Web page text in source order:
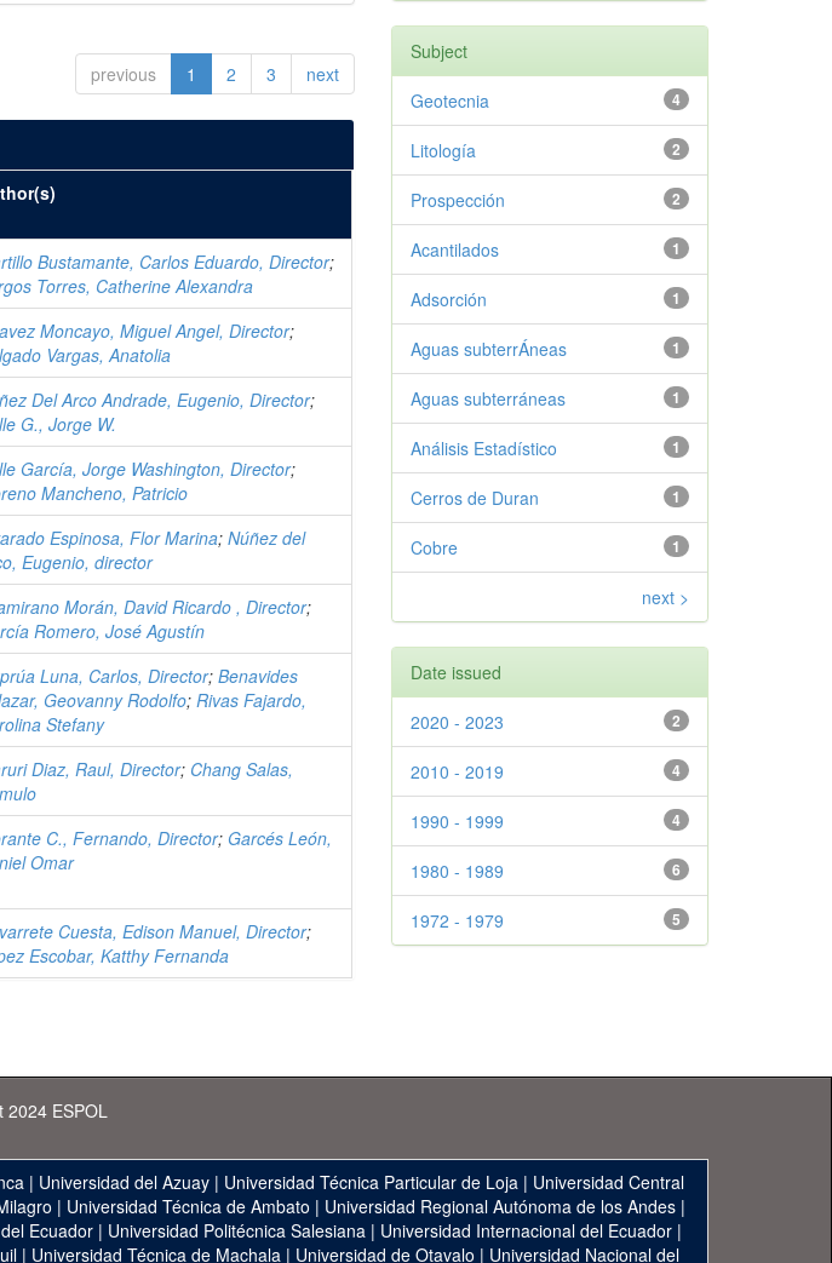
previous 1 2 3 next
Bustamante, Carlos Eduardo, Director;
Torres, Catherine Alexandra
Moncayo, Miguel Angel, Director;
Vargas, Anatolia
Del Arco Andrade, Eugenio, Director;
G., Jorge W.
García, Jorge Washington, Director;
Mancheno, Patricio
Espinosa, Flor Marina;Núñez del
Eugenio, director
Morán, David Ricardo , Director;
Romero, José Agustín
Luna, Carlos, Director;Benavides
Geovanny Rodolfo;Rivas Fajardo,
Stefany
Diaz, Raul, Director; Chang Salas,
C., Fernando, Director; Garcés León,
Omar
Cuesta, Edison Manuel, Director;
Escobar, Katthy Fernanda
Subject
4
Geotecnia
2
Litología
2
Prospección
1
Acantilados
1
Adsorción
1
Aguas subterrÁneas
1
Aguas subterráneas
1
Análisis Estadístico
1
Cerros de Duran
1
Cobre
next >
Date issued
2
2020 - 2023
4
2010 - 2019
4
1990 - 1999
6
1980 - 1989
5
1972 - 1979
2024 ESPOL
| Universidad del Azuay | Universidad Técnica Particular de Loja | Universidad Central
| Universidad Técnica de Ambato | Universidad Regional Autónoma de los Andes|
Ecuador| Universidad Politécnica Salesiana| Universidad Internacional del Ecuador|
| Universidad Técnica de Machala | Universidad de Otavalo | Universidad Nacional del